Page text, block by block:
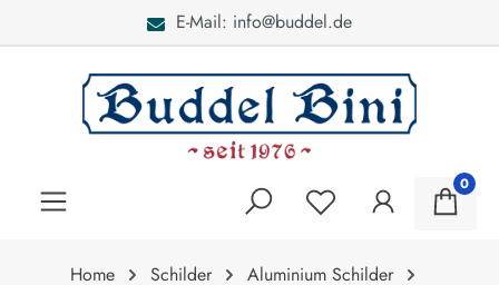
E-Mail: info@buddel.de
0
Home Schilder
Aluminium Schilder